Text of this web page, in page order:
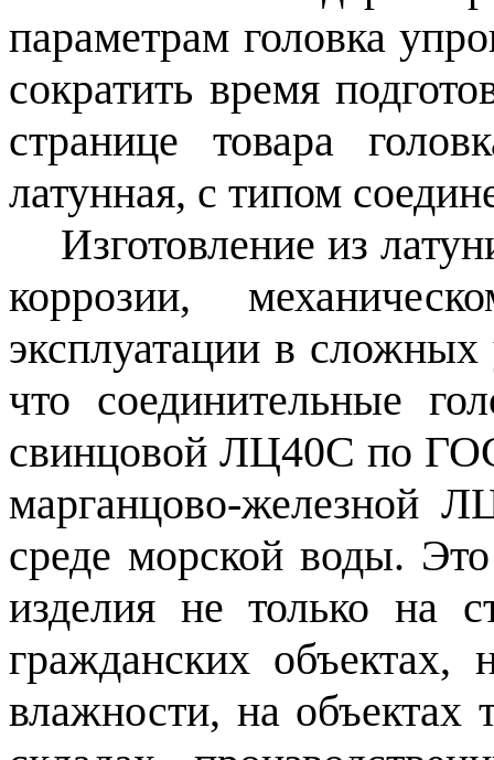
параметрам головка
сократить время
странице товара
латунная, с типом
Изготовление из
коррозии,
эксплуатации в
что соединительные
свинцовой ЛЦ40С по
марганцово-железной
среде морской воды. Это
изделия не только на
гражданских
влажности, на объектах